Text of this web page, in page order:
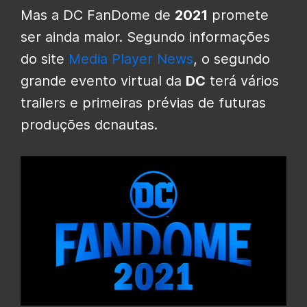
Mas a DC FanDome de 2021 promete
ser ainda maior. Segundo informações
do site Media Player News, o segundo
grande evento virtual da DC terá vários
trailers e primeiras prévias de futuras
produções dcnautas.